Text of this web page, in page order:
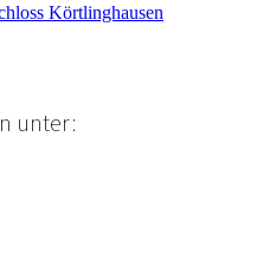
Körtlinghausen
unter: